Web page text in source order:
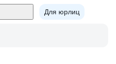
Для юрлиц